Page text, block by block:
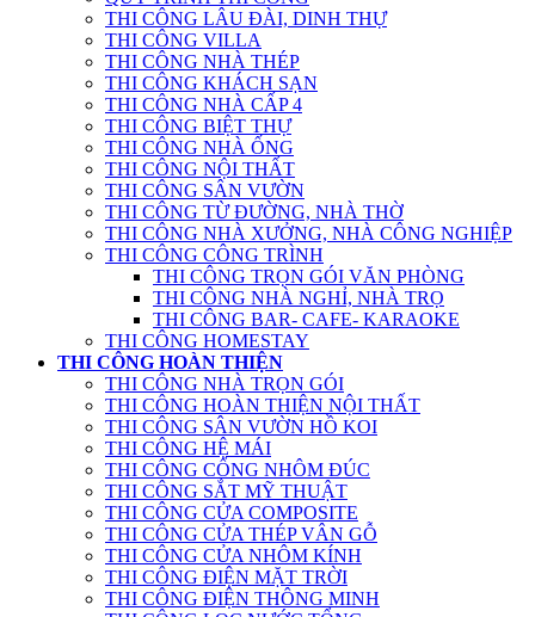
THI CÔNG LÂU ĐÀI, DINH THỰ
THI CÔNG VILLA
THI CÔNG NHÀ THÉP
THI CÔNG KHÁCH SẠN
THI CÔNG NHÀ CẤP 4
THI CÔNG BIỆT THỰ
THI CÔNG NHÀ ỐNG
THI CÔNG NỘI THẤT
THI CÔNG SÂN VƯỜN
THI CÔNG TỪ ĐƯỜNG, NHÀ THỜ
THI CÔNG NHÀ XƯỞNG, NHÀ CÔNG NGHIỆP
THI CÔNG CÔNG TRÌNH
THI CÔNG TRỌN GÓI VĂN PHÒNG
THI CÔNG NHÀ NGHỈ, NHÀ TRỌ
THI CÔNG BAR- CAFE- KARAOKE
THI CÔNG HOMESTAY
THI CÔNG HOÀN THIỆN
THI CÔNG NHÀ TRỌN GÓI
THI CÔNG HOÀN THIỆN NỘI THẤT
THI CÔNG SÂN VƯỜN HỒ KOI
THI CÔNG HỆ MÁI
THI CÔNG CỔNG NHÔM ĐÚC
THI CÔNG SẮT MỸ THUẬT
THI CÔNG CỬA COMPOSITE
THI CÔNG CỬA THÉP VÂN GỖ
THI CÔNG CỬA NHÔM KÍNH
THI CÔNG ĐIỆN MẶT TRỜI
THI CÔNG ĐIỆN THÔNG MINH